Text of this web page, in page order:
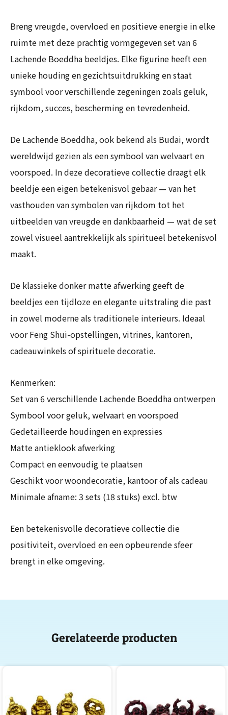
Breng vreugde, overvloed en positieve energie in elke
ruimte met deze prachtig vormgegeven set van 6
Lachende Boeddha beeldjes. Elke figurine heeft een
unieke houding en gezichtsuitdrukking en staat
symbool voor verschillende zegeningen zoals geluk,
rijkdom, succes, bescherming en tevredenheid.
De Lachende Boeddha, ook bekend als Budai, wordt
wereldwijd gezien als een symbool van welvaart en
voorspoed. In deze decoratieve collectie draagt elk
beeldje een eigen betekenisvol gebaar — van het
vasthouden van symbolen van rijkdom tot het
uitbeelden van vreugde en dankbaarheid — wat de set
zowel visueel aantrekkelijk als spiritueel betekenisvol
maakt.
De klassieke donker matte afwerking geeft de
beeldjes een tijdloze en elegante uitstraling die past
in zowel moderne als traditionele interieurs. Ideaal
voor Feng Shui-opstellingen, vitrines, kantoren,
cadeauwinkels of spirituele decoratie.
Kenmerken:
Set van 6 verschillende Lachende Boeddha ontwerpen
Symbool voor geluk, welvaart en voorspoed
Gedetailleerde houdingen en expressies
Matte antieklook afwerking
Compact en eenvoudig te plaatsen
Geschikt voor woondecoratie, kantoor of als cadeau
Minimale afname: 3 sets (18 stuks) excl. btw
Een betekenisvolle decoratieve collectie die
positiviteit, overvloed en een opbeurende sfeer
brengt in elke omgeving.
Gerelateerde producten